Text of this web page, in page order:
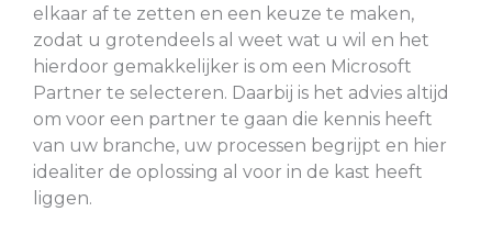
elkaar af te zetten en een keuze te maken,
zodat u grotendeels al weet wat u wil en het
hierdoor gemakkelijker is om een Microsoft
Partner te selecteren. Daarbij is het advies altijd
om voor een partner te gaan die kennis heeft
van uw branche, uw processen begrijpt en hier
idealiter de oplossing al voor in de kast heeft
liggen.